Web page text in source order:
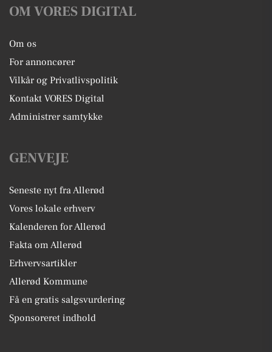
OM VORES DIGITAL
Om os
For annoncører
Vilkår og Privatlivspolitik
Kontakt VORES Digital
Administrer samtykke
GENVEJE
Seneste nyt fra Allerød
Vores lokale erhverv
Kalenderen for Allerød
Fakta om Allerød
Erhvervsartikler
Allerød Kommune
Få en gratis salgsvurdering
Sponsoreret indhold